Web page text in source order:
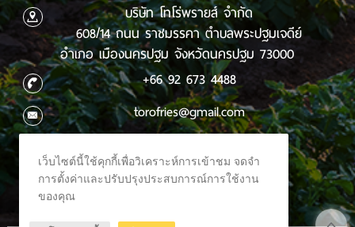
บริษัท โทโร่พรายส์ จำกัด
608/14 ถนน ราชมรรคา ตำบลพระปฐมเจดีย์
อำเภอ เมืองนครปฐม จังหวัดนครปฐม 73000
+66 92 673 4488
torofries@gmail.com
เว็บไซต์นี้ใช้คุกกี้เพื่อวิเคราะห์การเข้าชม จดจำ
การตั้งค่าและปรับปรุงประสบการณ์การใช้งาน
ของคุณ